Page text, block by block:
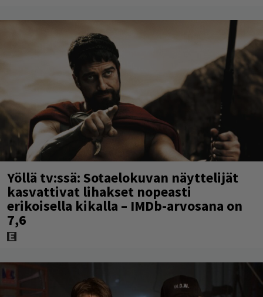
Yöllä tv:ssä: Sotaelokuvan näyttelijät
kasvattivat lihakset nopeasti
erikoisella kikalla – IMDb-arvosana on
7,6